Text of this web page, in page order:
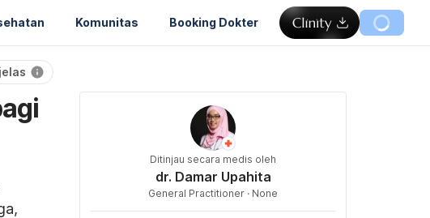
Komunitas Booking Dokter
Ditinjau secara medis oleh
dr. Damar Upahita
General Practitioner · None